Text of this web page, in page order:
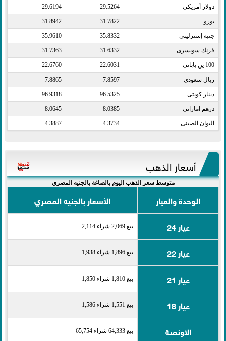
دولار أمريكى​ 29.5264
29.6194
يورو​ 31.7822
31.8942
جنيه إسترلينى​ 35.8332
35.9610
فرنك سويسرى​ 31.6332
31.7363
100 ين يابانى​ 22.6031
22.6760
ريال سعودى​ 7.8597
7.8865
دينار كويتى​ 96.5325
96.9318
درهم اماراتى​ 8.0385
8.0645
اليوان الصينى​ 4.3734
4.3887
أسعار الذهب
متوسط سعر الذهب اليوم بالصاغة بالجنيه المصري
الوحدة والعيار
الأسعار بالجنيه المصري
عيار 24
بيع 2,069 شراء 2,114
عيار 22 بيع 1,896 شراء 1,938
عيار 21 بيع 1,810 شراء 1,850
عيار 18 بيع 1,551 شراء 1,586
الاونصة بيع 64,333 شراء 65,754